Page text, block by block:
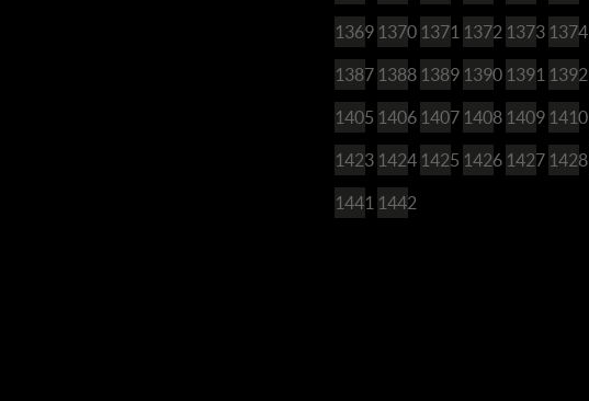
1369 1370 1371 1372 1373 1374
1387 1388 1389 1390 1391 1392
1405 1406 1407 1408 1409 1410
1423 1424 1425 1426 1427 1428
1441 1442